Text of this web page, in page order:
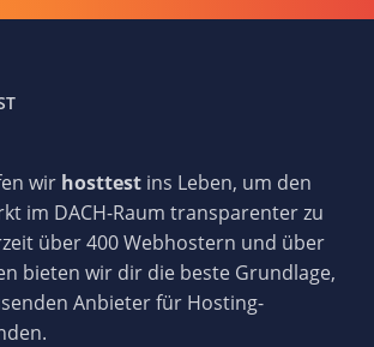
wir hosttest ins Leben, um den
im DACH-Raum transparenter zu
über 400 Webhostern und über
bieten wir dir die beste Grundlage,
Anbieter für Hosting-